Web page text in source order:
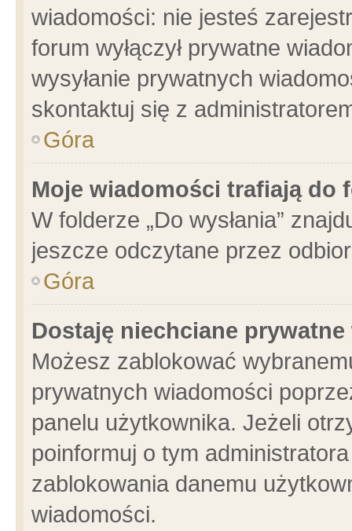
wiadomości: nie jesteś
forum wyłączył prywatne
wysyłanie prywatnych
skontaktuj się z
Góra
Moje wiadomości trafiają do
W folderze „Do wysłania”
jeszcze odczytane przez
Góra
Dostaję niechciane
Możesz zablokować
prywatnych wiadomości
panelu użytkownika. Jeżeli
poinformuj o tym
zablokowania danemu
wiadomości.